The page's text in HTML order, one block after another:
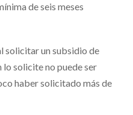
de seis meses
solicitar un subsidio de
lo solicite no puede ser
haber solicitado más de